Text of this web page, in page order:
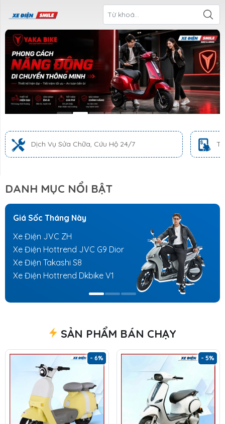
Xe Điện
Smile
CTKM Tháng Blog
Chữa, Cứu Hộ 24/7 Trả Góp 0% Lãi Suất
DANH MỤC NỔI BẬT
Giá Sốc Tháng Này
Xe Điện JVC ZH
Xe Điện Hottrend JVC G9 Dior
Xe Điện Takashi S8
Xe Điện Hottrend Dkbike V1
SẢN PHẨM BÁN CHẠY
- 6% - 5%